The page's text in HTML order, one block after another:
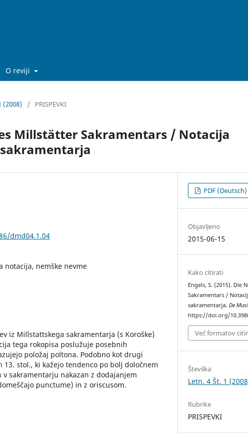
O reviji
(2008) / PRISPEVKI
Millstätter Sakramentars / Notacija
dmd04.1.04
notacija, nemške nevme
iz Millstattskega sakramentarja (s Koroške)
tega rokopisa poslužuje posebnih
položaj poltona. Podobno kot drugi
13. stol., ki kažejo tendenco po bolj določnem
sakramentarju nakazan z dodajanjem
punctume) in z oriscusom.
PDF (Deutsch)
Objavljeno
2015-06-15
Kako citirati
Engels, S. (2015). Die
Sakramentars /
sakramentarja.De
https://doi.org/
Več formatov
Številka
Letn. 4 Št. 1
Rubrike
PRISPEVKI